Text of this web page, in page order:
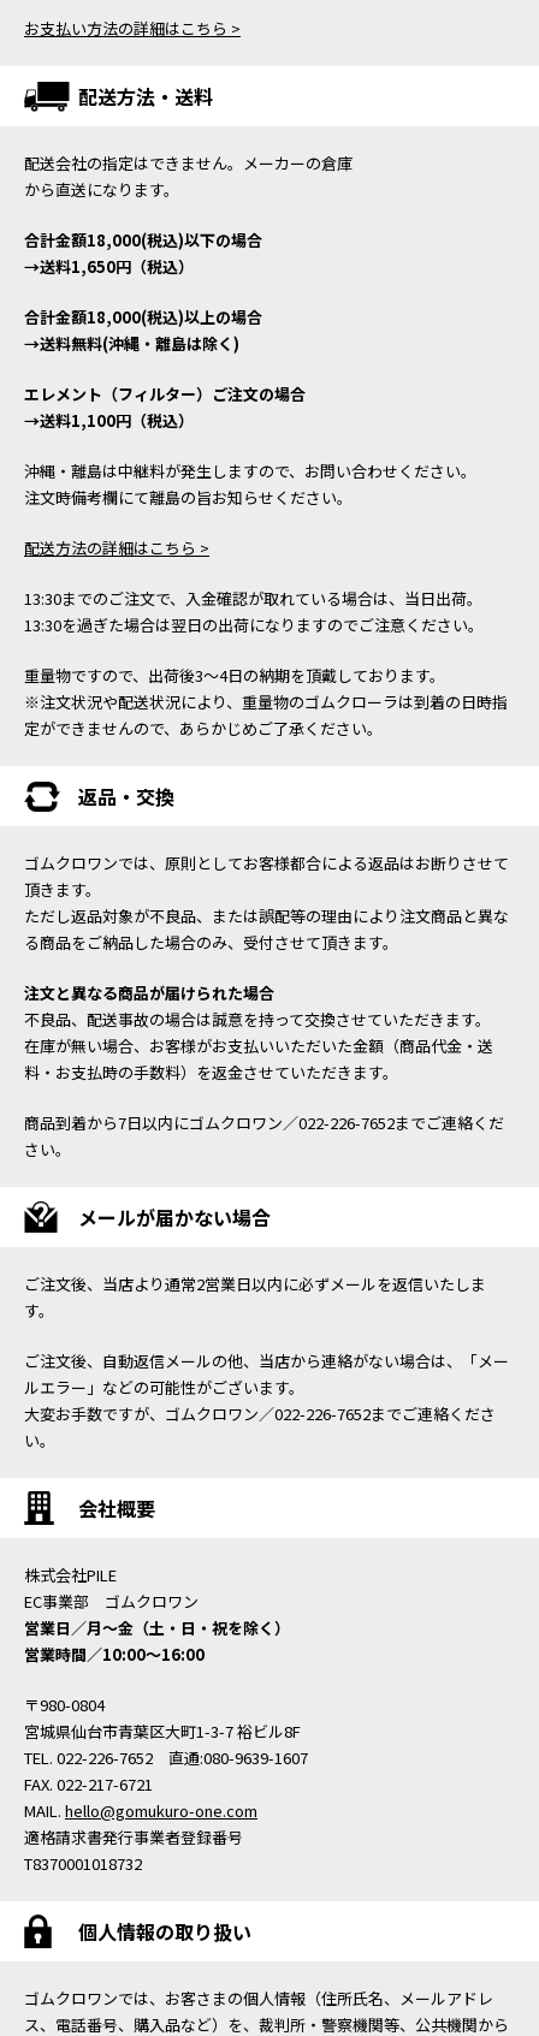
お支払い方法の詳細はこちら >
配送方法・送料
配送会社の指定はできません。メーカーの倉庫
から直送になります。
合計金額18,000(税込)以下の場合
→送料1,650円（税込）
合計金額18,000(税込)以上の場合
→送料無料(沖縄・離島は除く)
エレメント（フィルター）ご注文の場合
→送料1,100円（税込）
沖縄・離島は中継料が発生しますので、お問い合わせください。
注文時備考欄にて離島の旨お知らせください。
配送方法の詳細はこちら >
13:30までのご注文で、入金確認が取れている場合は、当日出荷。
13:30を過ぎた場合は翌日の出荷になりますのでご注意ください。
重量物ですので、出荷後3～4日の納期を頂戴しております。
※注文状況や配送状況により、重量物のゴムクローラは到着の日時指
定ができませんので、あらかじめご了承ください。
返品・交換
ゴムクロワンでは、原則としてお客様都合による返品はお断りさせて
頂きます。
ただし返品対象が不良品、または誤配等の理由により注文商品と異な
る商品をご納品した場合のみ、受付させて頂きます。
注文と異なる商品が届けられた場合
不良品、配送事故の場合は誠意を持って交換させていただきます。
在庫が無い場合、お客様がお支払いいただいた金額（商品代金・送
料・お支払時の手数料）を返金させていただきます。
商品到着から7日以内にゴムクロワン／022-226-7652までご連絡くだ
さい。
メールが届かない場合
ご注文後、当店より通常2営業日以内に必ずメールを返信いたしま
す。
ご注文後、自動返信メールの他、当店から連絡がない場合は、「メー
ルエラー」などの可能性がございます。
大変お手数ですが、ゴムクロワン／022-226-7652までご連絡くださ
い。
会社概要
株式会社PILE
EC事業部 ゴムクロワン
営業日／月〜金（土・日・祝を除く）
営業時間／10:00〜16:00
〒980-0804
宮城県仙台市青葉区大町1-3-7 裕ビル8F
TEL. 022-226-7652 直通:080-9639-1607
FAX. 022-217-6721
MAIL. hello@gomukuro-one.com
適格請求書発行事業者登録番号
T8370001018732
個人情報の取り扱い
ゴムクロワンでは、お客さまの個人情報（住所氏名、メールアドレ
ス、電話番号、購入品など）を、裁判所・警察機関等、公共機関から